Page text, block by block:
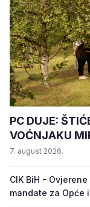
PC DUJE:
VOĆNJAKU
7. august 2026.
CIK BiH -
mandate za Opće